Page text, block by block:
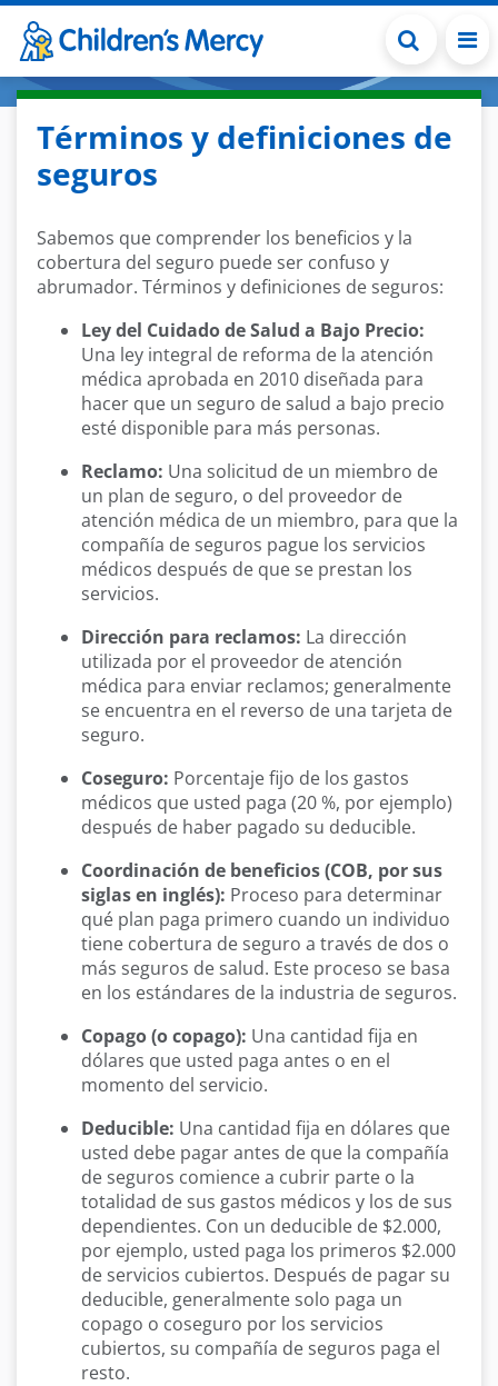
Skip to main content
Términos y definiciones de
seguros
Sabemos que comprender los beneficios y la
cobertura del seguro puede ser confuso y
abrumador. Términos y definiciones de seguros:
Ley del Cuidado de Salud a Bajo Precio:
Una ley integral de reforma de la atención
médica aprobada en 2010 diseñada para
hacer que un seguro de salud a bajo precio
esté disponible para más personas.
Reclamo: Una solicitud de un miembro de
un plan de seguro, o del proveedor de
atención médica de un miembro, para que la
compañía de seguros pague los servicios
médicos después de que se prestan los
servicios.
Dirección para reclamos: La dirección
utilizada por el proveedor de atención
médica para enviar reclamos; generalmente
se encuentra en el reverso de una tarjeta de
seguro.
Coseguro: Porcentaje fijo de los gastos
médicos que usted paga (20 %, por ejemplo)
después de haber pagado su deducible.
Coordinación de beneficios (COB, por sus
siglas en inglés): Proceso para determinar
qué plan paga primero cuando un individuo
tiene cobertura de seguro a través de dos o
más seguros de salud. Este proceso se basa
en los estándares de la industria de seguros.
Copago (o copago): Una cantidad fija en
dólares que usted paga antes o en el
momento del servicio.
Deducible: Una cantidad fija en dólares que
usted debe pagar antes de que la compañía
de seguros comience a cubrir parte o la
totalidad de sus gastos médicos y los de sus
dependientes. Con un deducible de $2.000,
por ejemplo, usted paga los primeros $2.000
de servicios cubiertos. Después de pagar su
deducible, generalmente solo paga un
copago o coseguro por los servicios
cubiertos, su compañía de seguros paga el
resto.